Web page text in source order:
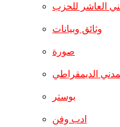
العاشر للحزب
وثائق وبيانات
صورة
الديمقراطي
بوستر
ادب وفن